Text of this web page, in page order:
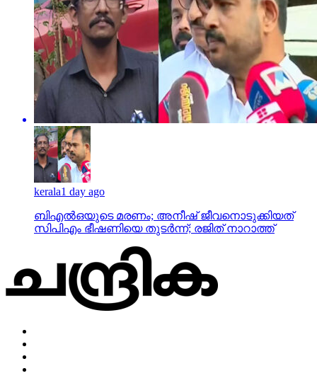
kerala1 day ago
ബിഎല്‍ഒയുടെ മരണം; അനീഷ് ജീവനൊടുക്കിയത്